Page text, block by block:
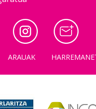
ARAUAK